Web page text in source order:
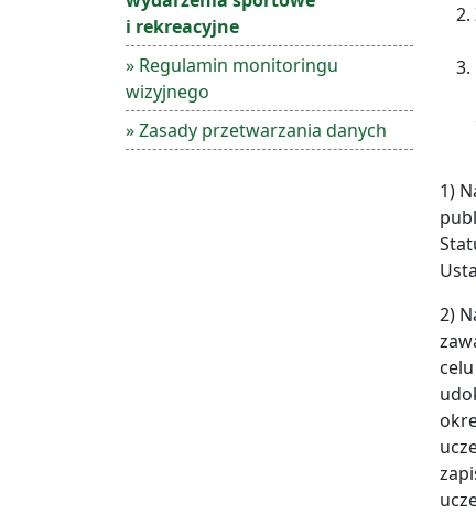
i rekreacyjne
» Regulamin monitoringu
wizyjnego
» Zasady przetwarzania danych
1)
2)